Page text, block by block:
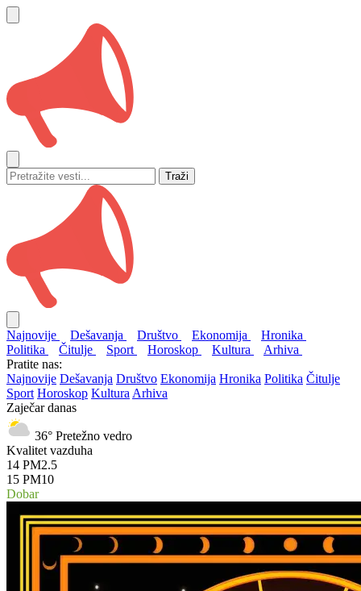
Traži
Najnovije Dešavanja Društvo Ekonomija
Hronika
Politika
Čitulje Sport Horoskop Kultura
Arhiva
Pratite nas:
Najnovije Dešavanja Društvo Ekonomija Hronika Politika Čitulje
Sport Horoskop Kultura Arhiva
Zaječar danas
36° Pretežno vedro
Kvalitet vazduha
14 PM2.5
15 PM10
Dobar